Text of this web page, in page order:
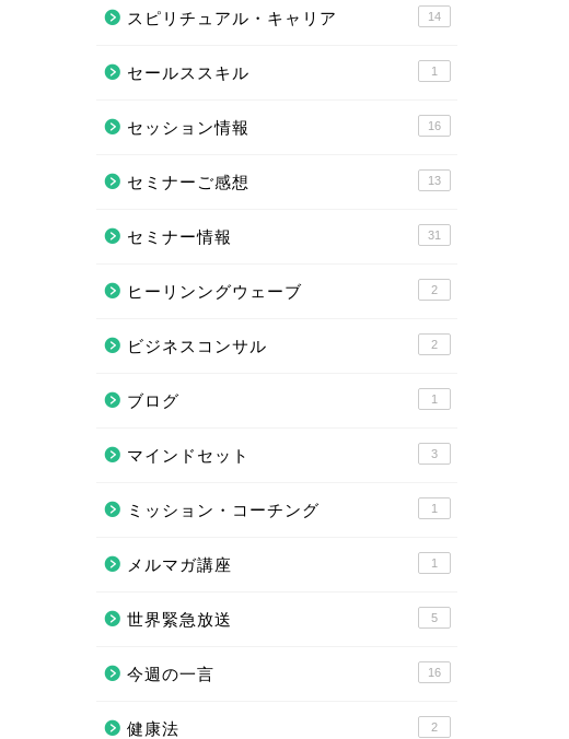
スピリチュアル・キャリア 14
セールススキル 1
セッション情報 16
セミナーご感想 13
セミナー情報 31
ヒーリンングウェーブ 2
ビジネスコンサル 2
ブログ 1
マインドセット 3
ミッション・コーチング 1
メルマガ講座 1
世界緊急放送 5
今週の一言 16
健康法 2